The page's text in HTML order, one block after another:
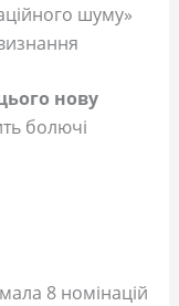
шуму»
нову
болючі
8 номінацій